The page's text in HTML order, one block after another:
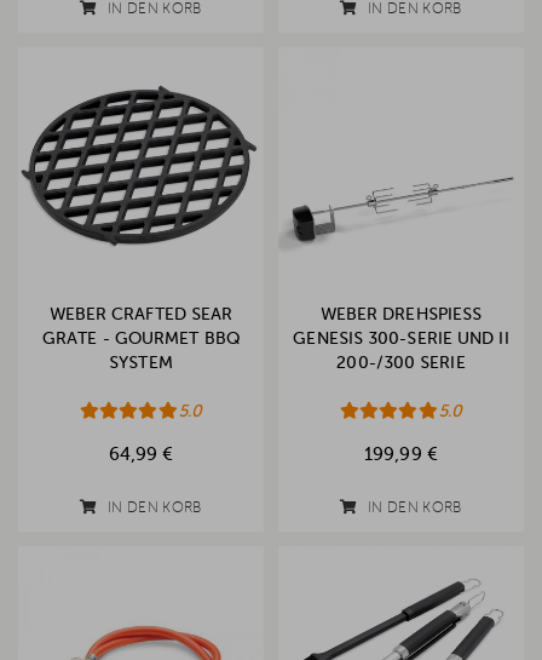
IN DEN KORB IN DEN KORB
WEBER CRAFTED SEAR
GRATE - GOURMET BBQ
SYSTEM
5.0
64,99 €
IN DEN KORB
WEBER DREHSPIESS G
ENESIS 300-SERIE UND II 2
00-/300 SERIE
5.0
199,99 €
IN DEN KORB